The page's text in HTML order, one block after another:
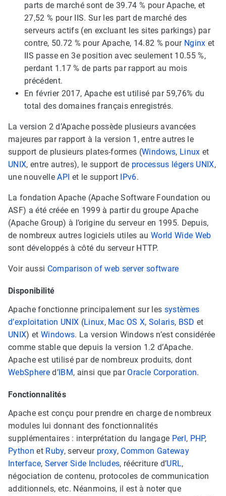
parts de marché sont de 39.74 % pour Apache, et
27,52 % pour IIS. Sur les part de marché des
serveurs actifs (en excluant les sites parkings) par
contre, 50.72 % pour Apache, 14.82 % pour Nginx et
IIS passe en 3e position avec seulement 10.55 %,
perdant 1.17 % de parts par rapport au mois
précédent.
En février 2017, Apache est utilisé par 59,76% du
total des domaines français enregistrés.
La version 2 d’Apache possède plusieurs avancées
majeures par rapport à la version 1, entre autres le
support de plusieurs plates-formes (Windows, Linux et
UNIX, entre autres), le support de processus légers UNIX,
une nouvelleAPI et le support IPv6.
La fondation Apache (Apache Software Foundation ou
ASF) a été créée en 1999 à partir du groupe Apache
(Apache Group) à l’origine du serveur en 1995. Depuis,
de nombreux autres logiciels utiles au World Wide Web
sont développés à côté du serveur HTTP.
Voir aussi Comparison of web server software
Disponibilité
Apache fonctionne principalement sur les systèmes
d’exploitation UNIX (Linux, Mac OS X, Solaris, BSD et
UNIX) et Windows. La version Windows n’est considérée
comme stable que depuis la version 1.2 d’Apache.
Apache est utilisé par de nombreux produits, dont
WebSphered’IBM, ainsi que par Oracle Corporation.
Fonctionnalités
Apache est conçu pour prendre en charge de nombreux
modules lui donnant des fonctionnalités
supplémentaires : interprétation du langage Perl, PHP,
Python et Ruby, serveur proxy, Common Gateway
Interface, Server Side Includes, réécriture d’URL,
négociation de contenu, protocoles de communication
additionnels, etc. Néanmoins, il est à noter que